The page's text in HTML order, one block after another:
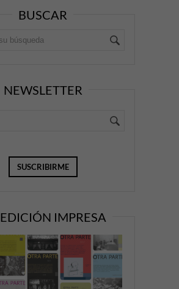
BUSCAR
NEWSLETTER
EDICIÓN IMPRESA